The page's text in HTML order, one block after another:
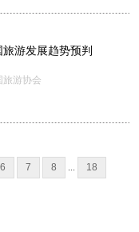
游发展趋势预判
旅游协会
6 7 8 ... 18